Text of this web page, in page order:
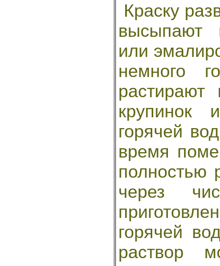
Краску
высыпают
или
немного
растирают
крупинок
горячей
время
полностью
через
горячей
раствор